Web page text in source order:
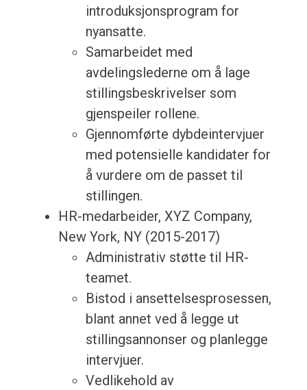
introduksjonsprogram for
nyansatte.
Samarbeidet med
avdelingslederne om å lage
stillingsbeskrivelser som
gjenspeiler rollene.
Gjennomførte dybdeintervjuer
med potensielle kandidater for
å vurdere om de passet til
stillingen.
HR-medarbeider, XYZ Company,
New York, NY (2015-2017)
Administrativ støtte til HR-
teamet.
Bistod i ansettelsesprosessen,
blant annet ved å legge ut
stillingsannonser og planlegge
intervjuer.
Vedlikehold av